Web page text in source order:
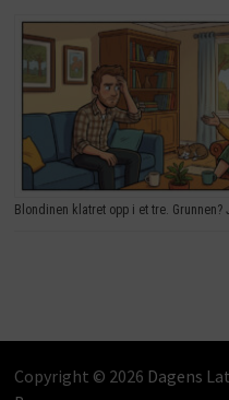
Blondinen klatret opp i et tre.
Copyright © 2026 Dagens